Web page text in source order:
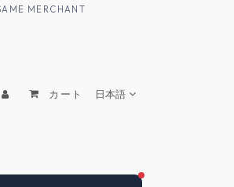
MERCHANT
カート 日本語
FILTERS ACTIVE